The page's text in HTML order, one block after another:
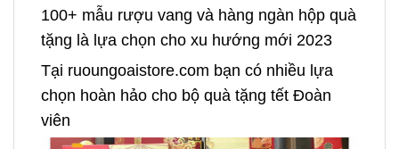
100+ mẫu rượu vang và hàng ngàn hộp quà
tặng là lựa chọn cho xu hướng mới 2023
Tại ruoungoaistore.com bạn có nhiều lựa
chọn hoàn hảo cho bộ quà tặng tết Đoàn
viên